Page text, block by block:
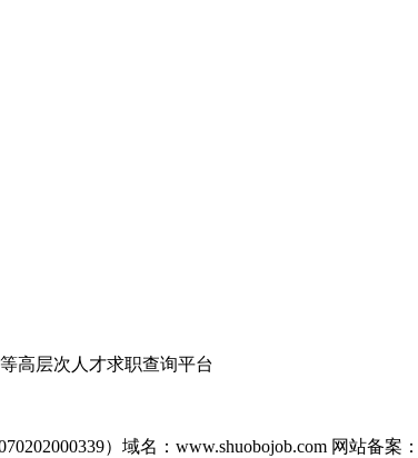
高层次人才求职查询平台
）域名：www.shuobojob.com 网站备案：